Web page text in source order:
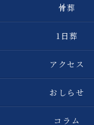
骨葬
1日葬
アクセス
おしらせ
コラム